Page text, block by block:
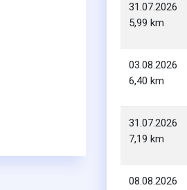
31.07.2026
5,99 km
03.08.2026
6,40 km
31.07.2026
7,19 km
08.08.2026